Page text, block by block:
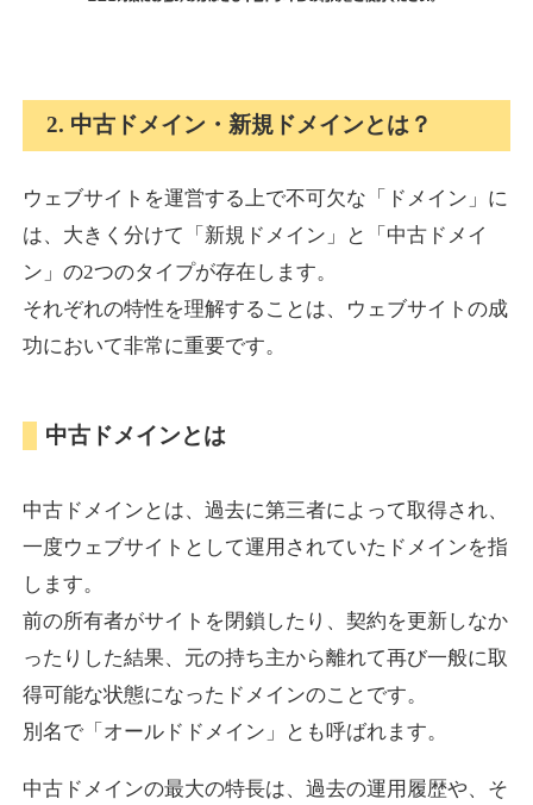
詳細を見る
torigirl-movie.com
ジャンルその他
DA38 外部リンク数 383 ドメイン年齢10年
10,800円 入札 0件
詳細を見る
vrnvroomn.com
ジャンル通販
DA
10,800円 入札 0件
2. 中古ドメイン・新規ドメインとは？
ウェブサイトを運営する上で不可欠な「ドメイン」に
は、大きく分けて「新規ドメイン」と「中古ドメイ
ン」の2つのタイプが存在します。
それぞれの特性を理解することは、ウェブサイトの成
功において非常に重要です。
中古ドメインとは
中古ドメインとは、過去に第三者によって取得され、
一度ウェブサイトとして運用されていたドメインを指
します。
前の所有者がサイトを閉鎖したり、契約を更新しなか
ったりした結果、元の持ち主から離れて再び一般に取
得可能な状態になったドメインのことです。
別名で「オールドドメイン」とも呼ばれます。
中古ドメインの最大の特長は、過去の運用履歴や、そ